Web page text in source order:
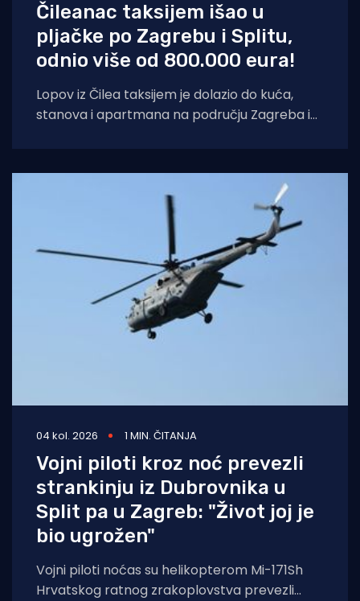
Čileanac taksijem išao u
pljačke po Zagrebu i Splitu,
odnio više od 800.000 eura!
Lopov iz Čilea taksijem je dolazio do kuća,
stanova i apartmana na području Zagreba i
04 kol. 2026 1 MIN. ČITANJA
Vojni piloti kroz noć prevezli
strankinju iz Dubrovnika u
Split pa u Zagreb: "Život joj je
bio ugrožen"
Vojni piloti noćas su helikopterom Mi-171Sh
Hrvatskog ratnog zrakoplovstva prevezli